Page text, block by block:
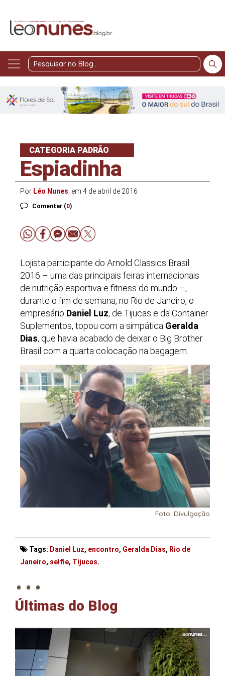
Pesquisar
Blog
CATEGORIA PADRÃO
Espiadinha
Por Léo Nunes , em 4 de abril de 2016
Comentar (0)
Lojista participante do Arnold Classics Brasil
2016 – uma das principais feiras internacionais
de nutrição esportiva e fitness do mundo –,
durante o fim de semana, no Rio de Janeiro, o
empresário Daniel Luz, de Tijucas e da Container
Suplementos, topou com a simpática Geralda
Dias, que havia acabado de deixar o Big Brother
Brasil com a quarta colocação na bagagem.
Foto: Divulgação
Tags: Daniel Luz, encontro, Geralda Dias, Rio de
Janeiro, selfie, Tijucas.
. . .
Últimas do Blog